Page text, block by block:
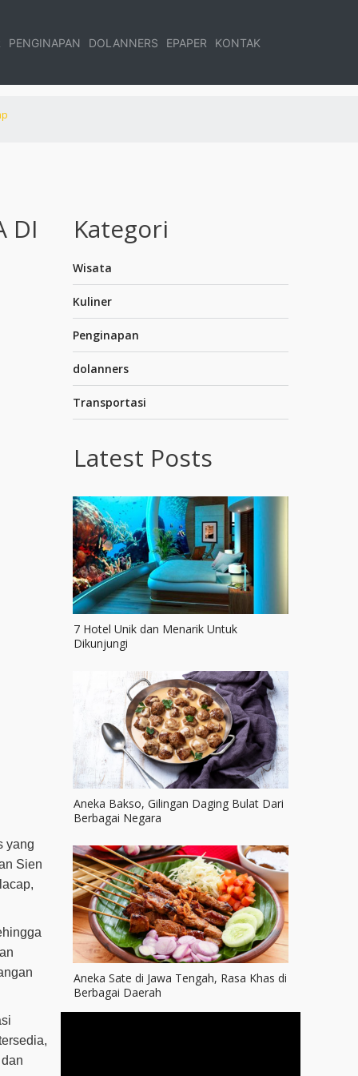
PENGINAPAN DOLANNERS EPAPER KONTAK
DI
yang
Sien
Kategori
Wisata
Kuliner
Penginapan
dolanners
Transportasi
Latest Posts
7 Hotel Unik dan Menarik Untuk
Dikunjungi
Aneka Bakso, Gilingan Daging Bulat Dari
Berbagai Negara
Aneka Sate di Jawa Tengah, Rasa Khas di
Berbagai Daerah